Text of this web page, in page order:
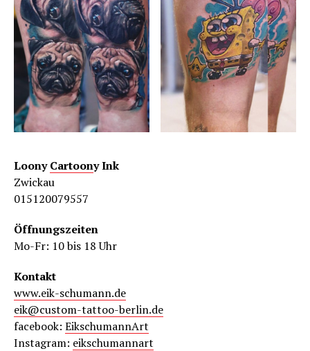
LoonyCartoony Ink
Zwickau
015120079557
Öffnungszeiten
Mo-Fr: 10 bis 18 Uhr
Kontakt
www.eik-schumann.de
eik@custom-tattoo-berlin.de
facebook: EikschumannArt
Instagram: eikschumannart